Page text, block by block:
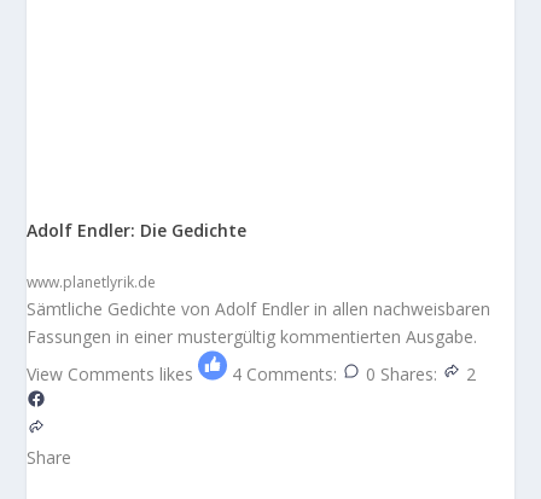
Adolf Endler: Die Gedichte
www.planetlyrik.de
Sämtliche Gedichte von Adolf Endler in allen nachweisbaren
Fassungen in einer mustergültig kommentierten Ausgabe.
View Comments likes 4 Comments: 0 Shares: 2
Share